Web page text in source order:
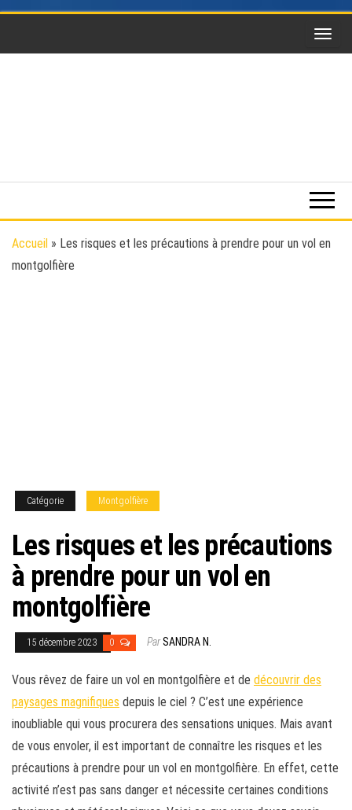
extrême,
Kitesurf,
Accueil » Les risques et les précautions à prendre pour un vol en
montgolfière
Catégorie Montgolfière
Les risques et les précautions
à prendre pour un vol en
montgolfière
15 décembre 2023 0 ParSANDRA N.
Vous rêvez de faire un vol en montgolfière et de découvrir des
paysages magnifiques depuis le ciel ? C’est une expérience
inoubliable qui vous procurera des sensations uniques. Mais avant
de vous envoler, il est important de connaître les risques et les
précautions à prendre pour un vol en montgolfière. En effet, cette
activité n’est pas sans danger et nécessite certaines conditions